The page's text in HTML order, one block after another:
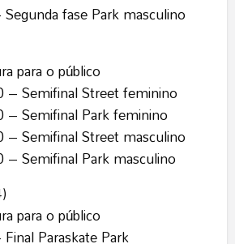
fase Park masculino
para o público
– Semifinal Street feminino
– Semifinal Park feminino
– Semifinal Street masculino
Semifinal Park masculino
para o público
Paraskate Park